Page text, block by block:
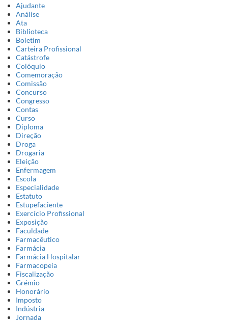
Ajudante
Análise
Ata
Biblioteca
Boletim
Carteira Profissional
Catástrofe
Colóquio
Comemoração
Comissão
Concurso
Congresso
Contas
Curso
Diploma
Direção
Droga
Drogaria
Eleição
Enfermagem
Escola
Especialidade
Estatuto
Estupefaciente
Exercício Profissional
Exposição
Faculdade
Farmacêutico
Farmácia
Farmácia Hospitalar
Farmacopeia
Fiscalização
Grémio
Honorário
Imposto
Indústria
Jornada